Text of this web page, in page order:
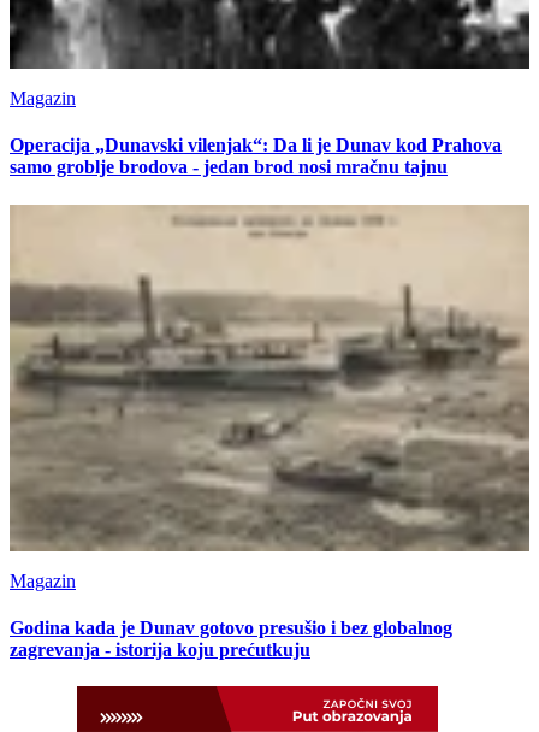
Magazin
Operacija „Dunavski vilenjak“: Da li je Dunav kod Prahova
samo groblje brodova - jedan brod nosi mračnu tajnu
Magazin
Godina kada je Dunav gotovo presušio i bez globalnog
zagrevanja - istorija koju prećutkuju